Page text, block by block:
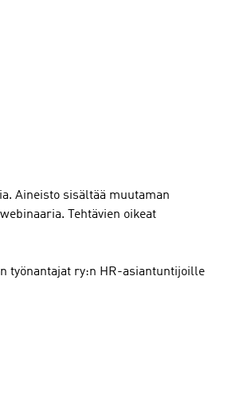
Aineisto sisältää muutaman
Tehtävien oikeat
työnantajat ry:n HR-asiantuntijoille